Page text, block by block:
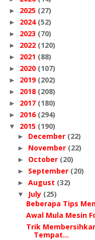
► 2025 (27)
► 2024 (52)
► 2023 (70)
► 2022 (120)
► 2021 (88)
► 2020 (107)
► 2019 (202)
► 2018 (208)
► 2017 (180)
► 2016 (294)
▼ 2015 (190)
► December (22)
► November (22)
► October (20)
► September (20)
► August (32)
▼ July (25)
Beberapa Tips
Awal Mula Mesin
Trik
Tempat...